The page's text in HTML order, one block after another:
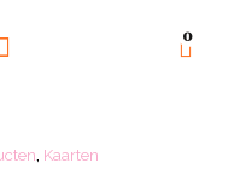
0
Kaarten